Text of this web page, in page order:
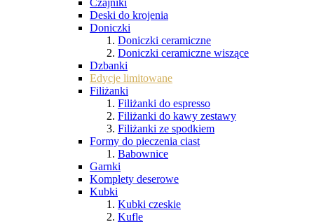
Czajniki
Deski do krojenia
Doniczki
Doniczki ceramiczne
Doniczki ceramiczne wiszące
Dzbanki
Edycje limitowane
Filiżanki
Filiżanki do espresso
Filiżanki do kawy zestawy
Filiżanki ze spodkiem
Formy do pieczenia ciast
Babownice
Garnki
Komplety deserowe
Kubki
Kubki czeskie
Kufle